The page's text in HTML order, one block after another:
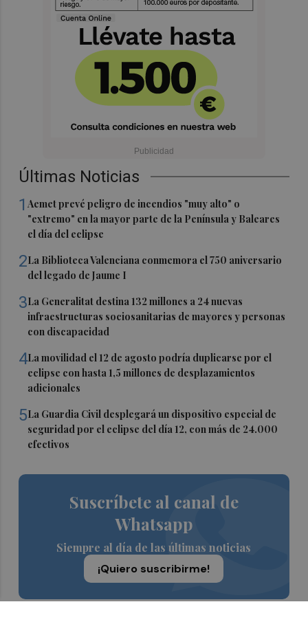
Últimas Noticias
1Aemet prevé peligro de incendios "muy alto" o
"extremo" en la mayor parte de la Península y Baleares
el día del eclipse
2La Biblioteca Valenciana conmemora el 750 aniversario
del legado de Jaume I
3La Generalitat destina 132 millones a 24 nuevas
infraestructuras sociosanitarias de mayores y personas
con discapacidad
4La movilidad el 12 de agosto podría duplicarse por el
eclipse con hasta 1,5 millones de desplazamientos
adicionales
5La Guardia Civil desplegará un dispositivo especial de
seguridad por el eclipse del día 12, con más de 24.000
efectivos
Suscríbete al canal de
Whatsapp
Siempre al día de las últimas noticias
¡Quiero suscribirme!